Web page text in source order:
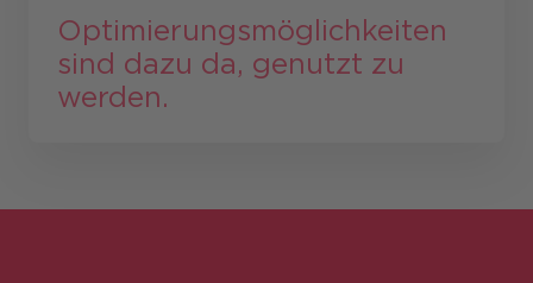
Optimierungsmöglich­keiten
sind dazu da, genutzt zu
werden.